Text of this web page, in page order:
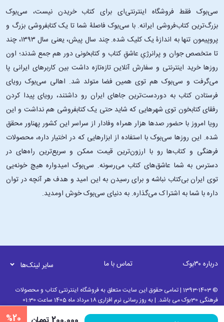
%20
سی‌بوک فقط فروشگاه اینترنتی‌ای برای کتاب خریدن نیست، سی‌بوک
بزرگ‌ترین کتاب‌فروشی ایرانه. با سی‌بوک فاصلۀ شما تا یک کتابفروشی بزرگ و
پروپیمون تنها به اندازۀ یک کلیک شده. چند سال پیش، یعنی سال ۱۳۹۳، چند
تا متخصص جوان و پرانرژیِ عاشقِ کتاب و کتابخونی دور هم جمع شدند؛ اون‌
روزها خرید اینترنتی و سفارش آنلاین تازه‌تازه داشت بین کاربرهای ایرانی پا
می‌گرفت و سی‌بوک هم توی همین فضا متولد شد. اهالی سی‌بوک رویای
فرستادن کتاب به دوردست‌ترین جاهای ایران رو داشتند، رویای پیدا کردن
رفقای کتابخون توی شهرهایی که شاید حتی یک کتابفروشی هم نداشت و این
رویا امروز با حضور صدها هزار همراه وفادار از سراسر این کشور پهناور محقق
شده. این ‌روزها سی‌بوک با استفاده از ابزارهایی که در اختیار داره، محصولات
فرهنگی و کتاب‌ها رو با ارزون‌ترین قیمت ممکن و سریع‌ترین راه‌های در
دسترس به شما عاشق‌های کتاب می‌رسونه. سی‌بوک امیدواره هیچ خونه‌یی
توی ایران بی‌کتاب نباشه و برای رسیدن به این امید و هدف هر آنچه در توان
داره با شما به اشتراک می‌گذاره. به دنیای سی‌بوک خوش اومدید.
درباره ۳۰بوک تماس با ما سایر لینک‌ها
© 1393-1403 | تمامی حقوق این سایت متعلق به فروشگاه اینترنتی کتاب و محصولات
فرهنگی 30بوک می باشد. | به روز رسانی نرم افزاری 18 مرداد ماه 1405 ساعت 01:30